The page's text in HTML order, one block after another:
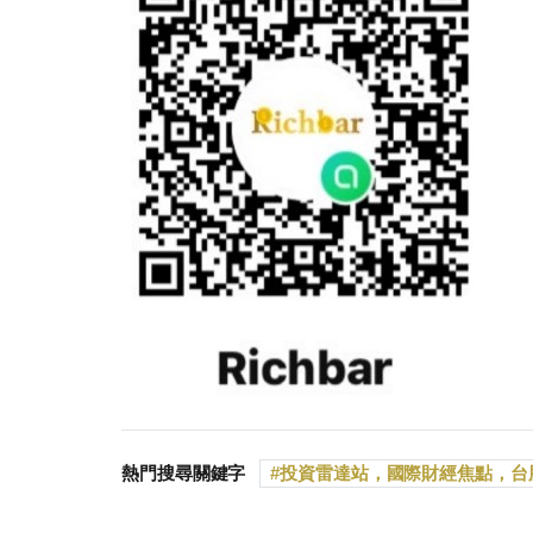
熱門搜尋關鍵字 投資雷達站，國際財經焦點，台